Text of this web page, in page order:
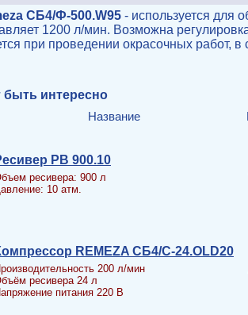
CБ4/Ф-500.W95 - используется для
1200 л/мин. Возможна
при проведении окрасочных работ, в
быть интересно
Название
PB 900.10
ресивера: 900 л
10 атм.
REMEZA СБ4/С-24.OLD20
200 л/мин
ресивера 24 л
питания 220 В